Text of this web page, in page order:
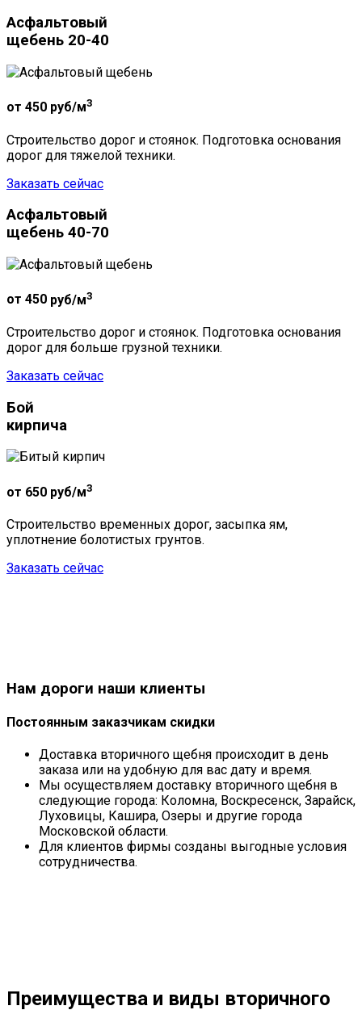
Асфальтовый
щебень 20-40
от 450 руб/м3
Строительство дорог и стоянок. Подготовка основания
дорог для тяжелой техники.
Заказать сейчас
Асфальтовый
щебень 40-70
от 450 руб/м3
Строительство дорог и стоянок. Подготовка основания
дорог для больше грузной техники.
Заказать сейчас
Бой
кирпича
от 650 руб/м3
Строительство временных дорог, засыпка ям,
уплотнение болотистых грунтов.
Заказать сейчас
Нам дороги наши клиенты
Постоянным заказчикам скидки
Доставка вторичного щебня происходит в день
заказа или на удобную для вас дату и время.
Мы осуществляем доставку вторичного щебня в
следующие города: Коломна, Воскресенск, Зарайск,
Луховицы, Кашира, Озеры и другие города
Московской области.
Для клиентов фирмы созданы выгодные условия
сотрудничества.
Преимущества и виды вторичного